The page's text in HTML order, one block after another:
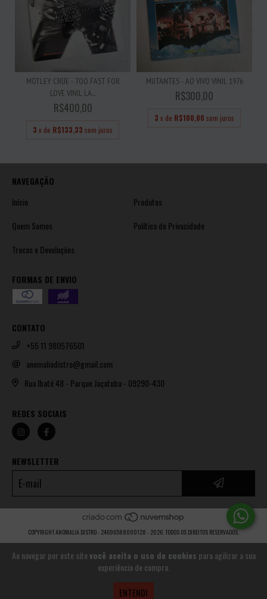
Ao navegar por este sitevocê aceita o uso de cookies para agilizar a sua
experiência de compra.
ENTENDI
MÖTLEY CRÜE - TOO FAST FOR
LOVE VINIL LA...
R$400,00
3 x de R$133,33 sem juros
MUTANTES - AO VIVO VINIL 1976
R$300,00
3 x de R$100,00 sem juros
NAVEGAÇÃO
Início
Produtos
Quem Somos
Política de Privacidade
Trocas e Devoluções
FORMAS DE ENVIO
CONTATO
+55 11 980576501
anomaliadistro@gmail.com
Rua Ibaté 48 - Parque Jaçatuba - 09290-430
REDES SOCIAIS
NEWSLETTER
COPYRIGHT ANOMALIA DISTRO - 24696588000128 - 2026. TODOS OS DIREITOS RESERVADOS.